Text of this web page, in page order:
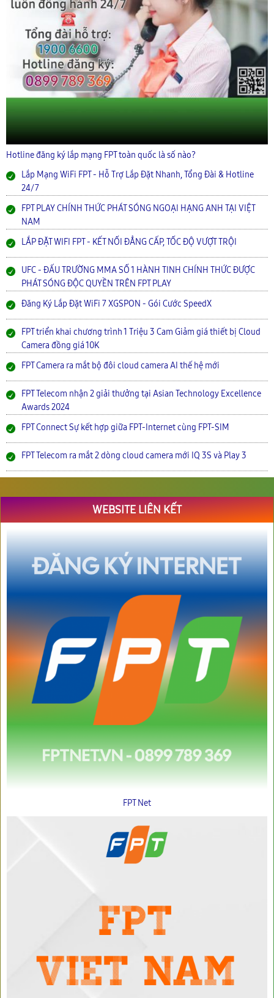
Hotline đăng ký lắp mạng FPT toàn quốc là số nào?
Lắp Mạng WiFi FPT - Hỗ Trợ Lắp Đặt Nhanh, Tổng Đài & Hotline
24/7
FPT PLAY CHÍNH THỨC PHÁT SÓNG NGOẠI HẠNG ANH TẠI VIỆT
NAM
LẮP ĐẶT WIFI FPT - KẾT NỐI ĐẲNG CẤP, TỐC ĐỘ VƯỢT TRỘI
UFC - ĐẤU TRƯỜNG MMA SỐ 1 HÀNH TINH CHÍNH THỨC ĐƯỢC
PHÁT SÓNG ĐỘC QUYỀN TRÊN FPT PLAY
Đăng Ký Lắp Đặt WiFi 7 XGSPON - Gói Cước SpeedX
FPT triển khai chương trình 1 Triệu 3 Cam Giảm giá thiết bị Cloud
Camera đồng giá 10K
FPT Camera ra mắt bộ đôi cloud camera AI thế hệ mới
FPT Telecom nhận 2 giải thưởng tại Asian Technology Excellence
Awards 2024
FPT Connect Sự kết hợp giữa FPT-Internet cùng FPT-SIM
FPT Telecom ra mắt 2 dòng cloud camera mới IQ 3S và Play 3
WEBSITE LIÊN KẾT
FPT Net